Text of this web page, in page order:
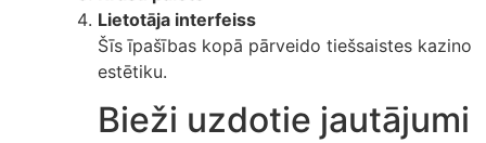
Lietotāja interfeiss
Šīs īpašības kopā pārveido tiešsaistes kazino
estētiku.
Bieži uzdotie jautājumi